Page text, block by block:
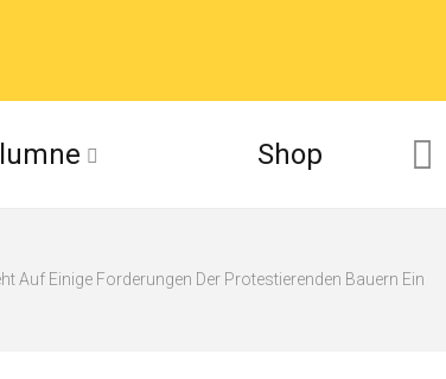
Shop
Auf Einige Forderungen Der Protestierenden Bauern Ein